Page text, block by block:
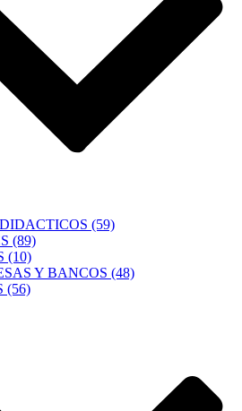
(59)
(89)
(10)
Y BANCOS (48)
(56)